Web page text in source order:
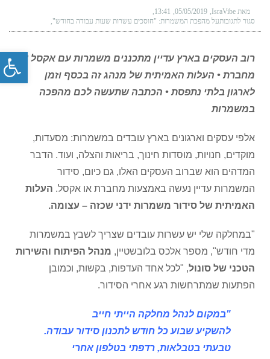
מאת IsraVibe 05/05/2019
13:41
סגור לתגובותעל מהפכת המשמרות: "חוסכים עשרות שעות עבודה בחודש"
רוב העסקים בארץ עדיין מתכננים משמרות עם אקסל או
מחברת • העלות האמיתית של מנהג זה בכסף וזמן
לארגון בלתי נתפסת • הכתבה שתעשה לכם מהפכה
במשמרות
אלפי עסקים וארגונים בארץ עובדים במשמרות: מסעדות,
מוקדים, חנויות, מוסדות חינוך, בריאות והצלה, ועוד. הדבר
המדהים הוא שברוב העסקים האלו, גם כיום, סידור
המשמרות עדיין נעשה באמצעות מחברת או אקסל. העלות
האמיתית של סידור משמרות ידני שכזה – עצומה.
"במחלקה שלי יש עשרות עובדים שצריך לשבץ במשמרות
מדי חודש", מספר אלכס בלובשטיין, מנהל הפיתוח והשירות
הטכני של סונול, "לכל אחד העדפות, בקשות, וכמובן
הפתעות שמתרחשות רגע אחרי הסידור.
"במקום לנהל מחלקה הייתי חייב
להשקיע שבוע כל חודש לתכנון סידור עבודה.
טבעתי בטבלאות, רדפתי בטלפון אחרי
פתח